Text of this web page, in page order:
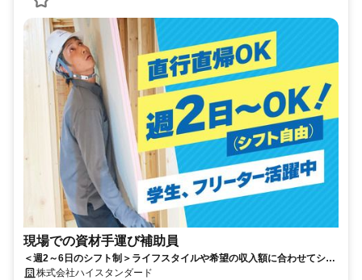
現場での資材手運び補助員
＜週2～6日のシフト制＞ライフスタイルや希望の収入額に合わせてシフ
ト考慮♪未経験OK！
株式会社ハイスタンダード